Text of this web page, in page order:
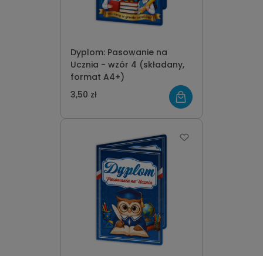
Dyplom: Pasowanie na
Ucznia - wzór 4 (składany,
format A4+)
3,50 zł